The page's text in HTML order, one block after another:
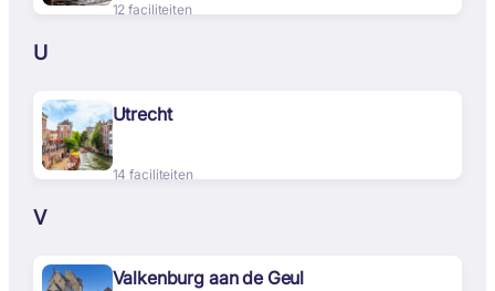
12 faciliteiten
U
Utrecht
14 faciliteiten
V
Valkenburg aan de Geul